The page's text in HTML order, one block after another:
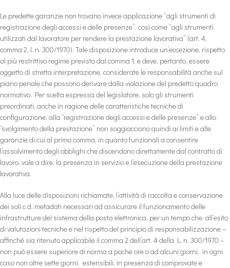
Le predette garanzie non trovano invece applicazione “agli strumenti di
registrazione degli accessi e delle presenze”, così come “agli strumenti
utilizzati dal lavoratore per rendere la prestazione lavorativa” (art. 4,
comma 2, l. n. 300/1970). Tale disposizione introduce un’eccezione, rispetto
al più restrittivo regime previsto dal comma 1, e deve, pertanto, essere
oggetto di stretta interpretazione, considerate le responsabilità anche sul
piano penale che possono derivare dalla violazione del predetto quadro
normativo. Per scelta espressa del legislatore, solo gli strumenti
preordinati, anche in ragione delle caratteristiche tecniche di
configurazione, alla “registrazione degli accessi e delle presenze” e allo
“svolgimento della prestazione” non soggiacciono quindi ai limiti e alle
garanzie di cui al primo comma, in quanto funzionali a consentire
l’assolvimento degli obblighi che discendono direttamente dal contratto di
lavoro, vale a dire, la presenza in servizio e l’esecuzione della prestazione
lavorativa.
Alla luce delle disposizioni richiamate, l’attività di raccolta e conservazione
dei soli c.d. metadati necessari ad assicurare il funzionamento delle
infrastrutture del sistema della posta elettronica, per un tempo che, all’esito
di valutazioni tecniche e nel rispetto del principio di responsabilizzazione –
affinché sia ritenuto applicabile il comma 2 dell’art. 4 della L. n. 300/1970 –
non può essere superiore di norma a poche ore o ad alcuni giorni, in ogni
caso non oltre sette giorni, estensibili, in presenza di comprovate e